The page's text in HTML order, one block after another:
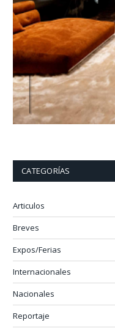
CATEGORÍAS
Articulos
Breves
Expos/Ferias
Internacionales
Nacionales
Reportaje